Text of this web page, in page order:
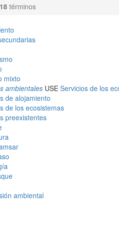
18 términos
mixto
ambientales USE Servicios de los
de alojamiento
de los ecosistemas
preexistentes
ambiental